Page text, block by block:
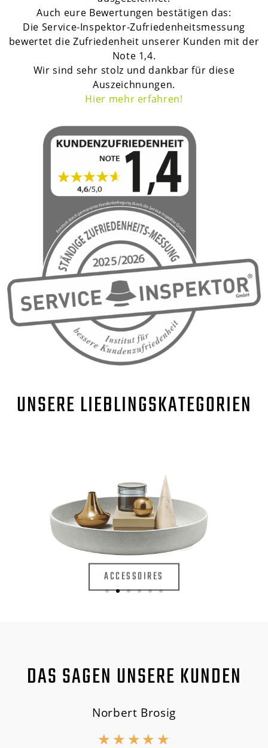
Auch eure Bewertungen bestätigen das:
Die Service-Inspektor-Zufriedenheitsmessung
bewertet die Zufriedenheit unserer Kunden mit der
Note 1,4.
Wir sind sehr stolz und dankbar für diese
Auszeichnungen.
Hier mehr erfahren!
UNSERE LIEBLINGSKATEGORIEN
ACCESSOIRES
DAS SAGEN UNSERE KUNDEN
Norbert Brosig
★ ★ ★ ★ ★